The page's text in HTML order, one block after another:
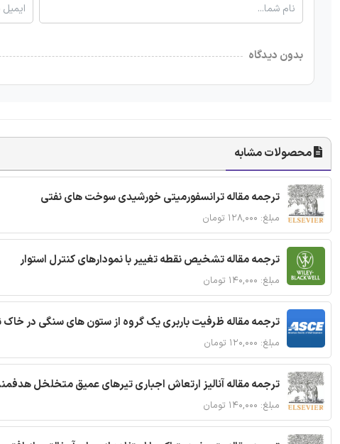
بدون دیدگاه
محصولات مشابه
ترجمه مقاله ترانسفورمیتی خورشیدی سوخت های نفتی
مبلغ: ۱۲۸,۰۰۰ تومان
ترجمه مقاله تشخیص نقطه تغییر با نمودارهای کنترل استوار
مبلغ: ۱۴۰,۰۰۰ تومان
ترجمه مقاله ظرفیت باربری یک گروه از ستون های سنگی در خاک
مبلغ: ۱۲۰,۰۰۰ تومان
ترجمه مقاله آنالیز ارتعاش اجباری تیرهای عمیق متخلخل
مبلغ: ۱۴۰,۰۰۰ تومان